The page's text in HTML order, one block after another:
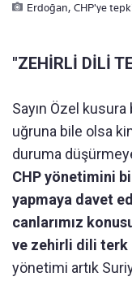
Erdoğan, CHP'ye
"ZEHİRLİ DİLİ
Sayın Özel
uğruna bile olsa
duruma
CHP yönetimini
yapmaya davet
canlarımız
ve zehirli dili terk
yönetimi artık